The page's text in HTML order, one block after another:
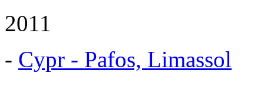
2011
- Cypr - Pafos, Limassol